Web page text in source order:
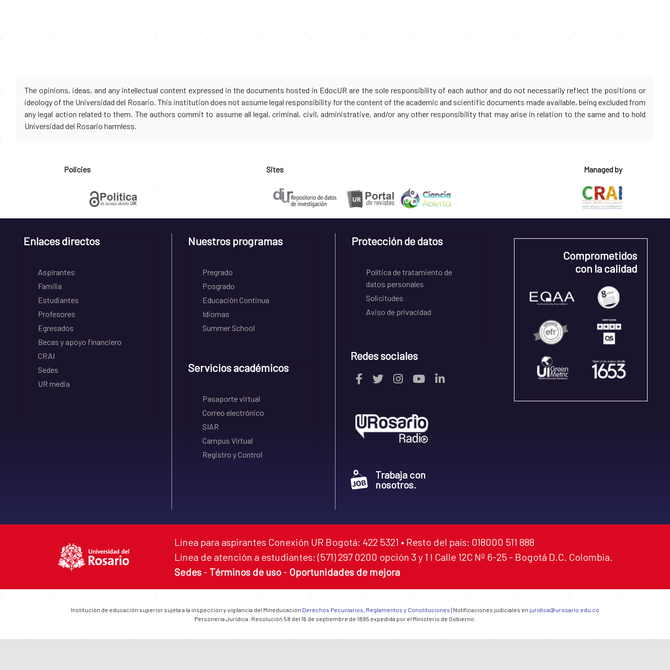
The opinions, ideas, and any intellectual content expressed in the documents hosted in EdocUR are the sole responsibility of each author and do not necessarily reflect the positions or
ideology of the Universidad del Rosario. This institution does not assume legal responsibility for the content of the academic and scientific documents made available, being excluded from
any legal action related to them. The authors commit to assume all legal, criminal, civil, administrative, and/or any other responsibility that may arise in relation to the same and to hold
Universidad del Rosario harmless.
Policies Sites Managed by
Enlaces directos
Aspirantes
Familia
Estudiantes
Profesores
Egresados
Becas y apoyo financiero
CRAI
Sedes
UR media
Nuestros programas
Pregrado
Posgrado
Educación Continua
Idiomas
Summer School
Servicios académicos
Pasaporte virtual
Correo electrónico
SIAR
Campus Virtual
Registro y Control
Protección de datos
Política de tratamiento de
datos personales
Solicitudes
Aviso de privacidad
Redes sociales
Trabaja con
nosotros.
Comprometidos
con la calidad
Línea para aspirantes Conexión UR Bogotá: 422 5321 • Resto del país: 018000 511 888
Línea de atención a estudiantes: (571) 297 0200 opción 3 y 1 I Calle 12C Nº 6-25 - Bogotá D.C. Colombia.
Sedes - Términos de uso - Oportunidades de mejora
Institución de educación superior sujeta a la inspección y vigilancia del Mineducación Derechos Pecuniarios, Reglamentos y Constituciones | Notificaciones judiciales en juridica@urosario.edu.co
Personería Jurídica: Resolución 58 del 16 de septiembre de 1895 expedida por el Ministerio de Gobierno.